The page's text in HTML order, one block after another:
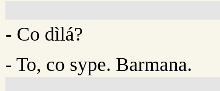
- Co dìlá?
- To, co sype. Barmana.